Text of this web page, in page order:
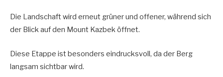
Die Landschaft wird erneut grüner und offener, während sich
der Blick auf den Mount Kazbek öffnet.
Diese Etappe ist besonders eindrucksvoll, da der Berg
langsam sichtbar wird.